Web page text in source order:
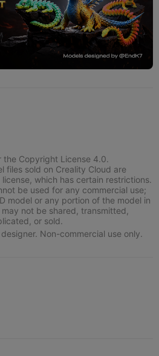
the Copyright License 4.0.
files sold on Creality Cloud are
which has certain restrictions.
be used for any commercial use;
model or any portion of the model in
not be shared, transmitted,
or sold.
Non-commercial use only.